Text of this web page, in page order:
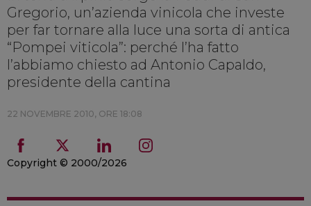
Gregorio, un’azienda vinicola che investe
per far tornare alla luce una sorta di antica
“Pompei viticola”: perché l’ha fatto
l’abbiamo chiesto ad Antonio Capaldo,
presidente della cantina
22 NOVEMBRE 2010, ORE 18:08
Copyright © 2000/2026